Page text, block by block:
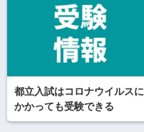
都立入試はコロナウイルスに
かかっても受験できる